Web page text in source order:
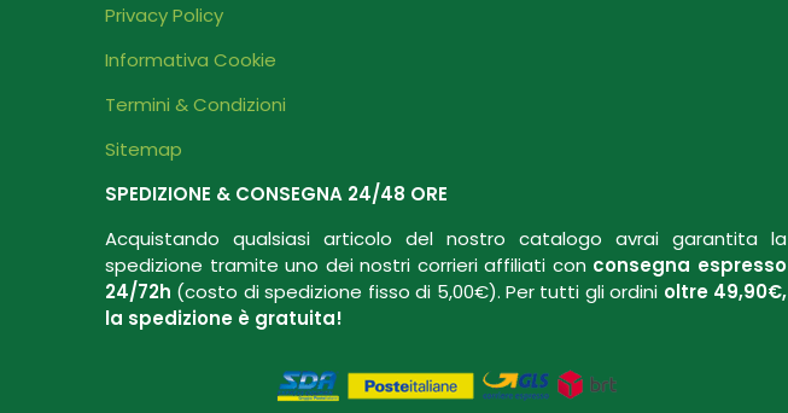
Privacy Policy
Informativa Cookie
Termini & Condizioni
Sitemap
SPEDIZIONE & CONSEGNA 24/48 ORE
Acquistando qualsiasi articolo del nostro catalogo avrai garantita la
spedizione tramite uno dei nostri corrieri affiliati con consegna espresso
24/72h (costo di spedizione fisso di 5,00€). Per tutti gli ordini oltre 49,90€,
la spedizione è gratuita!